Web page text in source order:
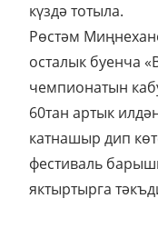
күздә тотыла.
Рөстәм
осталык буенча
чемпионатын
60тан артык
катнашыр дип
фестиваль
яктыртырга